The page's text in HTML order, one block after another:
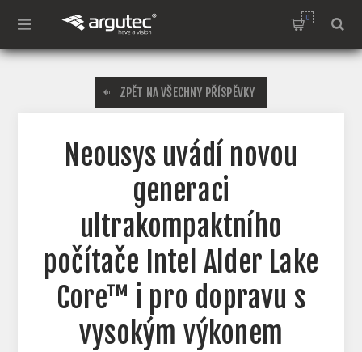
0
ZPĚT NA VŠECHNY PŘÍSPĚVKY
Neousys uvádí novou
generaci
ultrakompaktního
počítače Intel Alder Lake
Core™ i pro dopravu s
vysokým výkonem